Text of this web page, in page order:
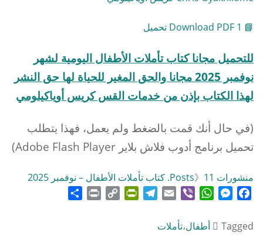
📘 Download PDF 1 تحميل
للتحميل مجانا كتاب تأملات الأطفال اليومية لشهر
نوفمبر 2025 مجانا والحق المغير للحياة لها حق النشر
لهذا الكتاب بإذن من خدمات القس كريس أوياكيلومي
(في حال أنك قمت بالضغط ولم يعمل، فهذا يتطلب
تحميل برنامج أدوب فلاش بلاير Adobe Flash Player)
منشورات Posts 》 11. كتاب تأملات الأطفال – نوفمبر 2025
Facebook
Messenger
WhatsApp
Viber
Email
Telegram
PrintFriendly
Copy
Print
Tagged أطفال،تأملات